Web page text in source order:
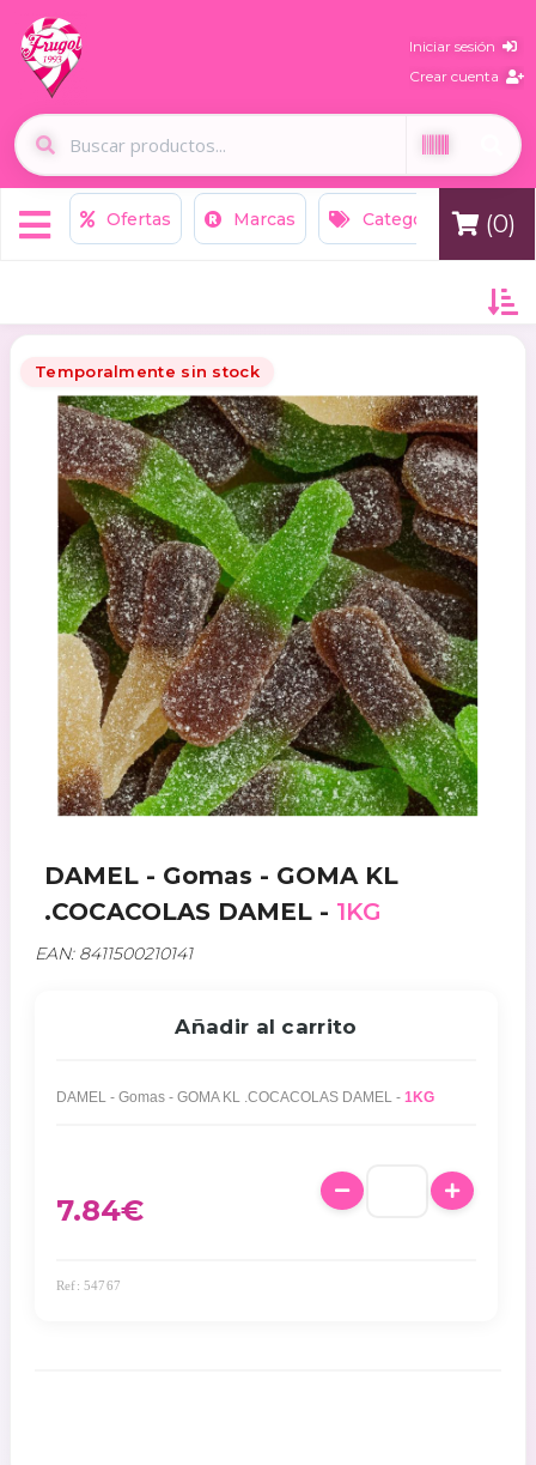
Iniciar sesión
Crear cuenta
Ofertas Marcas Categorías (0)
Temporalmente sin stock
DAMEL - Gomas - GOMA KL
.COCACOLAS DAMEL - 1KG
EAN: 8411500210141
Añadir al carrito
DAMEL - Gomas - GOMA KL .COCACOLAS DAMEL - 1KG
7.84€
Ref: 54767